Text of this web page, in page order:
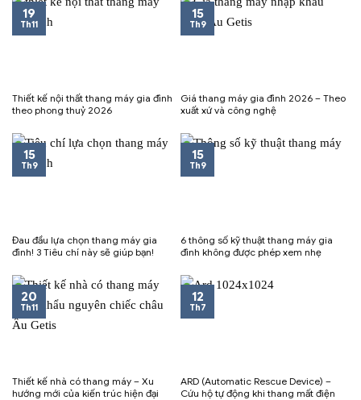
Thiết kế nội thất thang máy gia đình
theo phong thuỷ 2026
19
Th11
Giá thang máy gia đình 2026 – Theo
xuất xứ và công nghệ
15
Th9
Đau đầu lựa chọn thang máy gia
đình! 3 Tiêu chí này sẽ giúp bạn!
15
Th9
6 thông số kỹ thuật thang máy gia
đình không được phép xem nhẹ
15
Th9
Thiết kế nhà có thang máy – Xu
hướng mới của kiến trúc hiện đại
20
Th11
ARD (Automatic Rescue Device) –
Cứu hộ tự động khi thang mất điện
12
Th7